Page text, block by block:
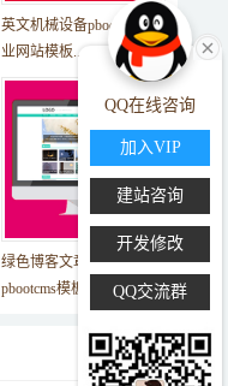
英文机械设备pbootcms企
业网站模板...
绿色博客文章美文网站
pbootcms模板...
QQ在线咨询
加入VIP
建站咨询
开发修改
QQ交流群